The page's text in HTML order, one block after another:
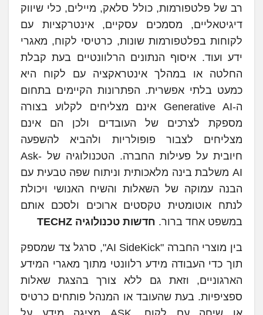
רב של פלטפורמות, כולל סלאק, מיילים, כלי שיווק
דיגיטאליים, מסמכים עסקיים, אינטרקציות עם
לקוחות בפלטפורמות שונות, כרטיסי לקוח, מאגרי
ידע ועוד. איסוף הנתונים הרלוונטיים בעת קבלת
החלטה או במהלך אינטראקציה עם לקוח היא
כמעט בלתי אפשרית. הפתרונות הקיימים בתחום
ה-Generative AI אינם מצליחים לקלוע בצורה
מספקת לצרכים של העובדים ולכן הם אינם
מצליחים לצבור פופולריות ולהביא להשפעה
חיובית על פעילות החברה. הטכנולוגיה של Ask-
AI משלבת בינה מלאכותית וניתוח שפה טבעית עם
הבנה עמוקה של השאלות והשיח האנושי ויכולת
לנתח אוטומטית טקסטים ארוכים ולסכם אותם
במשפט אחד ברור. חדשות טכנולוגיה TECHZ
בין מוצרי החברה "AI SideKick", סרגל צד שמספק
תוך כדי העבודה מידע רלוונטי מתוך מאגרי המידע
הארגוניים, וזאת גם ללא צורך בהצגת שאלות
ספציפיות. בעת שהעובד או המנהל פותחים כרטיס